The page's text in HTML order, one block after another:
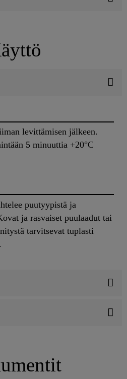
levittämisen jälkeen.
5 minuuttia +20°C
puutyypistä ja
ja rasvaiset puulaadut tai
tarvitsevat tuplasti